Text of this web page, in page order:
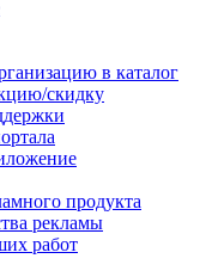
в каталог
скидку
продукта
рекламы
работ